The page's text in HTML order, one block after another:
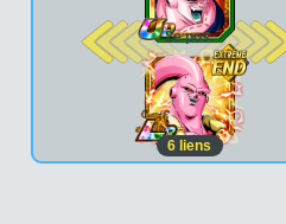
2e pos.
6 liens